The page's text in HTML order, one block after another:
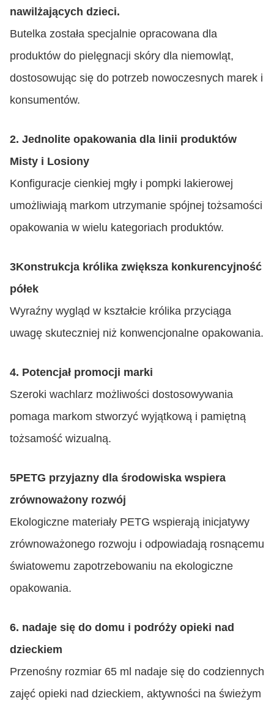
nawilżających dzieci.
Butelka została specjalnie opracowana dla
produktów do pielęgnacji skóry dla niemowląt,
dostosowując się do potrzeb nowoczesnych marek i
konsumentów.
2. Jednolite opakowania dla linii produktów
Misty i Losiony
Konfiguracje cienkiej mgły i pompki lakierowej
umożliwiają markom utrzymanie spójnej tożsamości
opakowania w wielu kategoriach produktów.
3Konstrukcja królika zwiększa konkurencyjność
półek
Wyraźny wygląd w kształcie królika przyciąga
uwagę skuteczniej niż konwencjonalne opakowania.
4. Potencjał promocji marki
Szeroki wachlarz możliwości dostosowywania
pomaga markom stworzyć wyjątkową i pamiętną
tożsamość wizualną.
5PETG przyjazny dla środowiska wspiera
zrównoważony rozwój
Ekologiczne materiały PETG wspierają inicjatywy
zrównoważonego rozwoju i odpowiadają rosnącemu
światowemu zapotrzebowaniu na ekologiczne
opakowania.
6. nadaje się do domu i podróży opieki nad
dzieckiem
Przenośny rozmiar 65 ml nadaje się do codziennych
zajęć opieki nad dzieckiem, aktywności na świeżym